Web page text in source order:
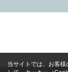
当サイトでは、お客